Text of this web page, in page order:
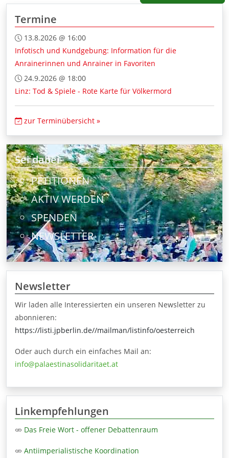
Termine
13.8.2026 @ 16:00
Infotisch und Kundgebung: Information für die
Anrainerinnen und Anrainer in Favoriten
24.9.2026 @ 18:00
Linz: Tod & Spiele - Rote Karte für Völkermord
zur Terminübersicht »
Sei dabei
PETITIONEN
AKTIV WERDEN
SPENDEN
NEWSLETTER
Newsletter
Wir laden alle Interessierten ein unseren Newsletter zu
abonnieren:
https://listi.jpberlin.de//mailman/listinfo/oesterreich
Oder auch durch ein einfaches Mail an:
info@palaestinasolidaritaet.at
Linkempfehlungen
Das Freie Wort - offener Debattenraum
Antiimperialistische Koordination